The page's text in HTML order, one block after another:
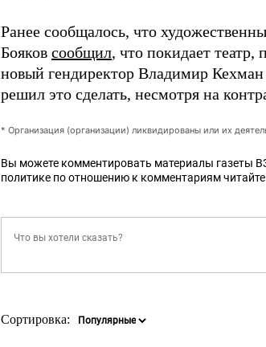
Ранее сообщалось, что
Бояков сообщил, что покидает
новый гендиректор Владимир
решил это сделать, несмотря на
* Организация (организации) ликвидированы или их
Вы можете комментировать материалы газеты
политике по отношению к комментариям читайте
Сортировка: